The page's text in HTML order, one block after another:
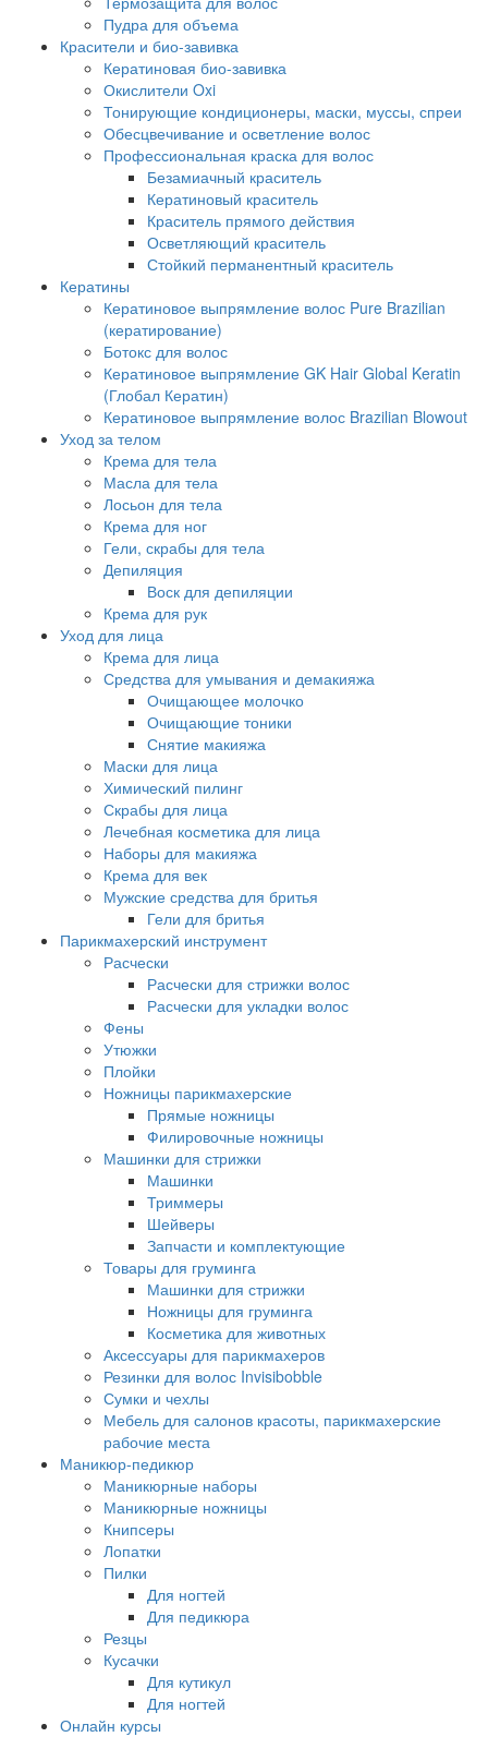
Пудра для объема
Красители и био-завивка
Кератиновая био-завивка
Окислители Oxi
Тонирующие кондиционеры, маски, муссы, спреи
Обесцвечивание и осветление волос
Профессиональная краска для волос
Безамиачный краситель
Кератиновый краситель
Краситель прямого действия
Осветляющий краситель
Стойкий перманентный краситель
Кератины
Кератиновое выпрямление волос Pure Brazilian
(кератирование)
Ботокс для волос
Кератиновое выпрямление GK Hair Global Keratin
(Глобал Кератин)
Кератиновое выпрямление волос Brazilian Blowout
Уход за телом
Крема для тела
Масла для тела
Лосьон для тела
Крема для ног
Гели, скрабы для тела
Депиляция
Воск для депиляции
Крема для рук
Уход для лица
Крема для лица
Средства для умывания и демакияжа
Очищающее молочко
Очищающие тоники
Снятие макияжа
Маски для лица
Химический пилинг
Скрабы для лица
Лечебная косметика для лица
Наборы для макияжа
Крема для век
Мужские средства для бритья
Гели для бритья
Парикмахерский инструмент
Расчески
Расчески для стрижки волос
Расчески для укладки волос
Фены
Утюжки
Плойки
Ножницы парикмахерские
Прямые ножницы
Филировочные ножницы
Машинки для стрижки
Машинки
Триммеры
Шейверы
Запчасти и комплектующие
Товары для груминга
Машинки для стрижки
Ножницы для груминга
Косметика для животных
Аксессуары для парикмахеров
Резинки для волос Invisibobble
Сумки и чехлы
Мебель для салонов красоты, парикмахерские
рабочие места
Маникюр-педикюр
Маникюрные наборы
Маникюрные ножницы
Книпсеры
Лопатки
Пилки
Для ногтей
Для педикюра
Резцы
Кусачки
Для кутикул
Для ногтей
Онлайн курсы